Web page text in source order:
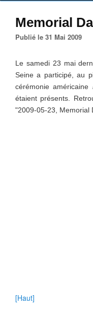
Memorial
Publié le 31 Mai 2009
Le samedi 23 mai
Seine a participé, au
cérémonie américaine
étaient présents.
"2009-05-23, Memorial
[Haut]